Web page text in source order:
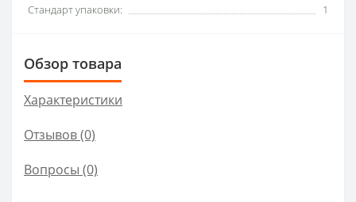
Стандарт упаковки:
1
Обзор товара
Характеристики
Отзывов (0)
Вопросы (0)